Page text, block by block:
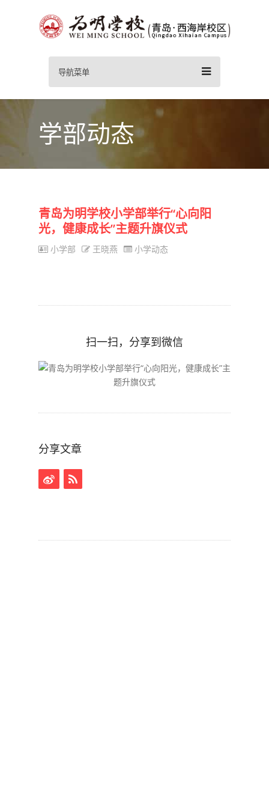
导航菜单
学部动态
青岛为明学校小学部举行“心向阳
光，健康成长”主题升旗仪式
小学部 王晓燕 小学动态
扫一扫，分享到微信
分享文章